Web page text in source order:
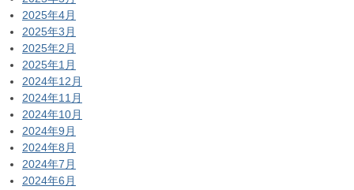
2025年4月
2025年3月
2025年2月
2025年1月
2024年12月
2024年11月
2024年10月
2024年9月
2024年8月
2024年7月
2024年6月